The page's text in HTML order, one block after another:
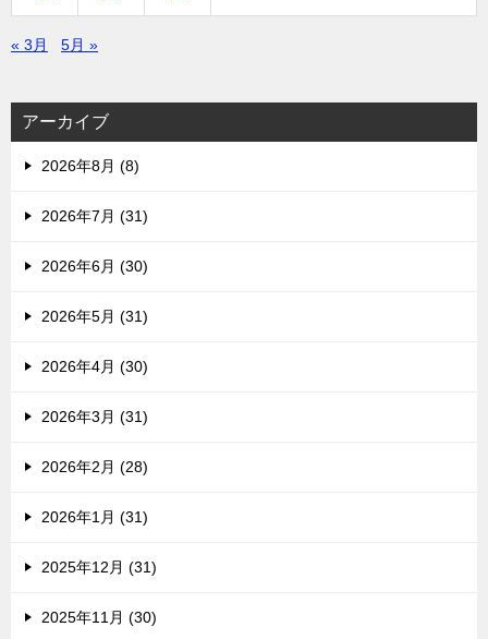
« 3月 5月 »
アーカイブ
2026年8月 (8)
2026年7月 (31)
2026年6月 (30)
2026年5月 (31)
2026年4月 (30)
2026年3月 (31)
2026年2月 (28)
2026年1月 (31)
2025年12月 (31)
2025年11月 (30)